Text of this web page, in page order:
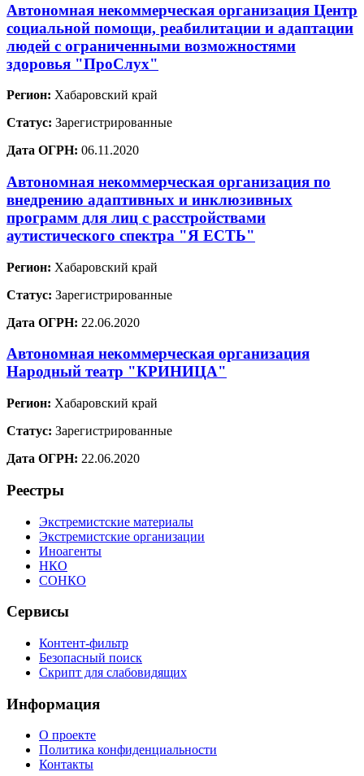
Автономная некоммерческая организация Центр
социальной помощи, реабилитации и адаптации
людей с ограниченными возможностями
здоровья "ПроСлух"
Регион: Хабаровский край
Статус: Зарегистрированные
Дата ОГРН: 06.11.2020
Автономная некоммерческая организация по
внедрению адаптивных и инклюзивных
программ для лиц с расстройствами
аутистического спектра "Я ЕСТЬ"
Регион: Хабаровский край
Статус: Зарегистрированные
Дата ОГРН: 22.06.2020
Автономная некоммерческая организация
Народный театр "КРИНИЦА"
Регион: Хабаровский край
Статус: Зарегистрированные
Дата ОГРН: 22.06.2020
Реестры
Экстремистские материалы
Экстремистские организации
Иноагенты
НКО
СОНКО
Сервисы
Контент-фильтр
Безопасный поиск
Скрипт для слабовидящих
Информация
О проекте
Политика конфиденциальности
Контакты